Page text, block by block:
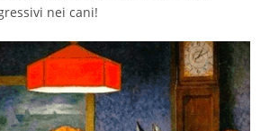
nei cani!